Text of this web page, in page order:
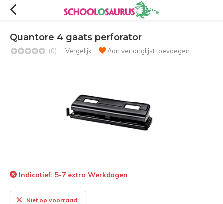
Quantore 4 gaats perforator
(0) Vergelijk Aan verlanglijst toevoegen
Indicatief: 5-7 extra Werkdagen
Niet op voorraad